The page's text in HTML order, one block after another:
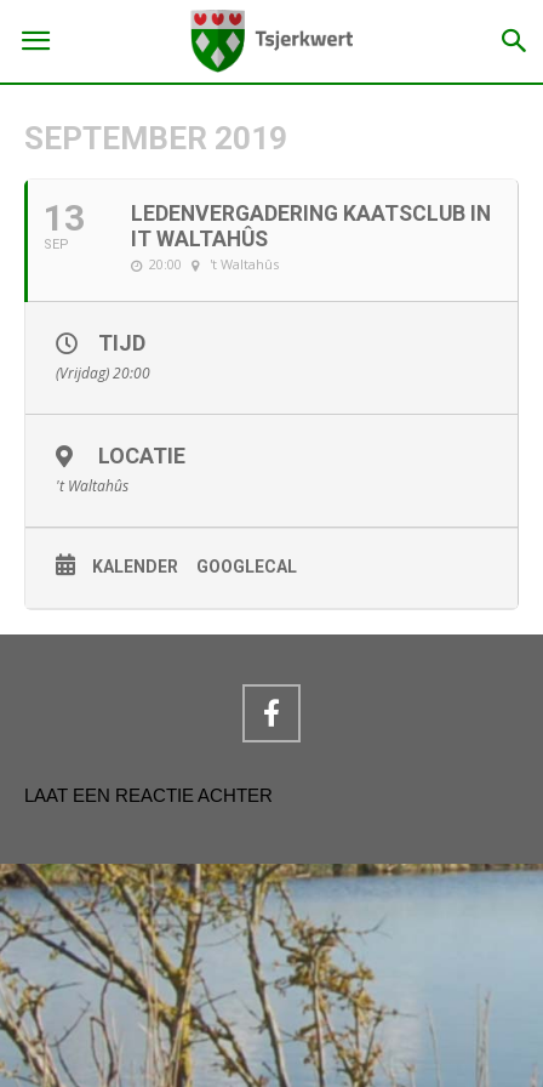
SEPTEMBER 2019
13
SEP
LEDENVERGADERING KAATSCLUB IN
IT WALTAHÛS
20:00 't Waltahûs
TIJD
(Vrijdag) 20:00
LOCATIE
't Waltahûs
KALENDER GOOGLECAL
LAAT EEN REACTIE ACHTER